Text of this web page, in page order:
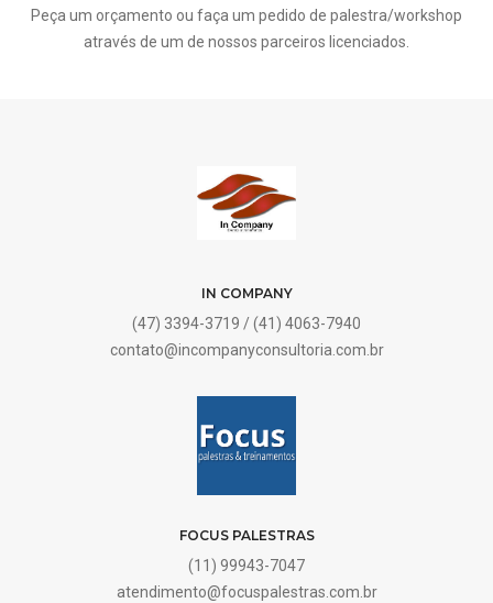
Peça um orçamento ou faça um pedido de palestra/workshop
através de um de nossos parceiros licenciados.
IN COMPANY
(47) 3394-3719 / (41) 4063-7940
contato@incompanyconsultoria.com.br
FOCUS PALESTRAS
(11) 99943-7047
atendimento@focuspalestras.com.br